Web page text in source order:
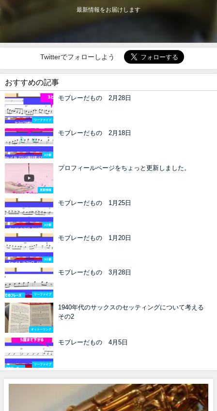
最新情報をお届けします
Twitterでフォローしよう
おすすめの記事
ツーファイブ
モブレーだもの 2月28日
2小節
モブレーだもの 2月18日
更新情報
プロフィールページをちょっと更新しました。
2小節
モブレーだもの 1月25日
2小節
モブレーだもの 1月20日
ツーファイブ
モブレーだもの 3月28日
オットーリンク
1940年代のサックスのセッティングについて考える
その2
ツーファイブ
モブレーだもの 4月5日